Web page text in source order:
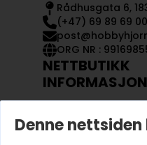
Rådhusgata 6,
(+47) 69 89 69 00
ORG NR :
NETTBUTIKK
INFORMASJON
OM OSS
Denne